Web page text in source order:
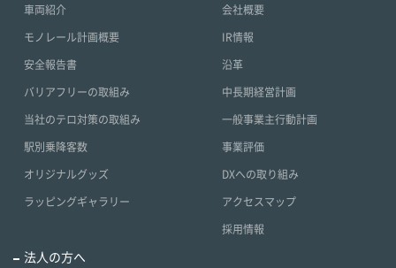
車両紹介
モノレール計画概要
安全報告書
バリアフリーの取組み
当社のテロ対策の取組み
駅別乗降客数
オリジナルグッズ
ラッピングギャラリー
会社概要
IR情報
沿革
中長期経営計画
一般事業主行動計画
事業評価
DXへの取り組み
アクセスマップ
採用情報
法人の方へ